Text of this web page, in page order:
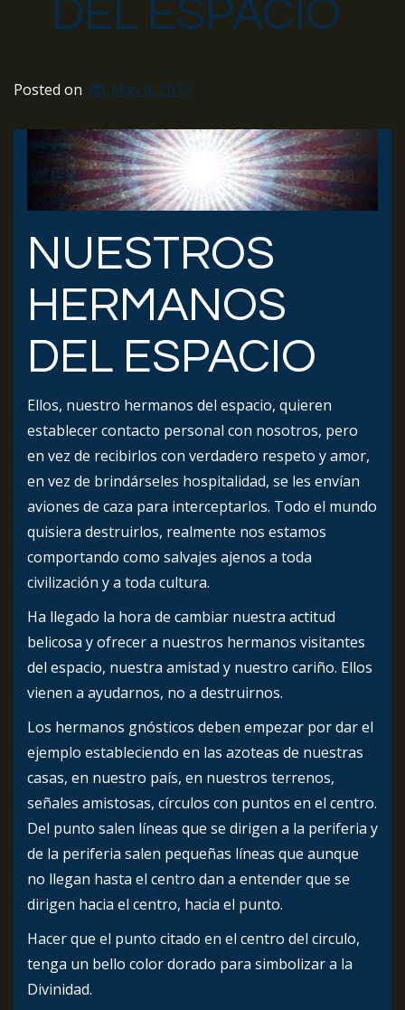
DEL ESPACIO
Posted on May 8, 2019
NUESTROS
HERMANOS
DEL ESPACIO
Ellos, nuestro hermanos del espacio, quieren
establecer contacto personal con nosotros, pero
en vez de recibirlos con verdadero respeto y amor,
en vez de brindárseles hospitalidad, se les envían
aviones de caza para interceptarlos. Todo el mundo
quisiera destruirlos, realmente nos estamos
comportando como salvajes ajenos a toda
civilización y a toda cultura.
Ha llegado la hora de cambiar nuestra actitud
belicosa y ofrecer a nuestros hermanos visitantes
del espacio, nuestra amistad y nuestro cariño. Ellos
vienen a ayudarnos, no a destruirnos.
Los hermanos gnósticos deben empezar por dar el
ejemplo estableciendo en las azoteas de nuestras
casas, en nuestro país, en nuestros terrenos,
señales amistosas, círculos con puntos en el centro.
Del punto salen líneas que se dirigen a la periferia y
de la periferia salen pequeñas líneas que aunque
no llegan hasta el centro dan a entender que se
dirigen hacia el centro, hacia el punto.
Hacer que el punto citado en el centro del circulo,
tenga un bello color dorado para simbolizar a la
Divinidad.